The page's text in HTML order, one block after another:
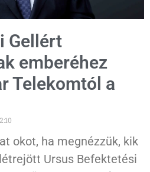
Gellért
emberéhez
Telekomtól a
okot, ha megnézzük, kik
Ursus Befektetési